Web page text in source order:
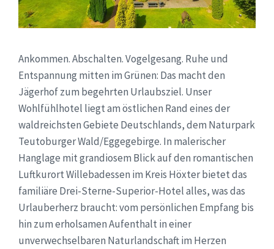
Ankommen. Abschalten. Vogelgesang. Ruhe und
Entspannung mitten im Grünen: Das macht den
Jägerhof zum begehrten Urlaubsziel. Unser
Wohlfühlhotel liegt am östlichen Rand eines der
waldreichsten Gebiete Deutschlands, dem Naturpark
Teutoburger Wald/Eggegebirge. In malerischer
Hanglage mit grandiosem Blick auf den romantischen
Luftkurort Willebadessen im Kreis Höxter bietet das
familiäre Drei-Sterne-Superior-Hotel alles, was das
Urlauberherz braucht: vom persönlichen Empfang bis
hin zum erholsamen Aufenthalt in einer
unverwechselbaren Naturlandschaft im Herzen